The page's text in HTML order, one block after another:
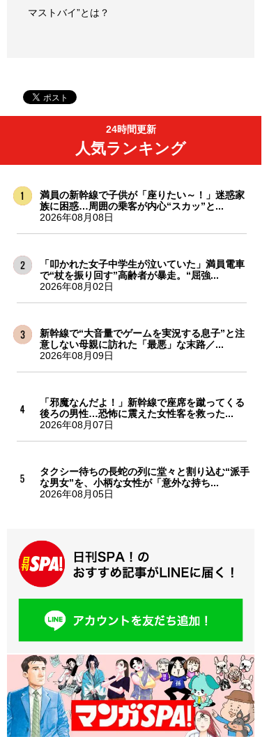
マストバイ”とは？
24時間更新
人気ランキング
満員の新幹線で子供が「座りたい～！」迷惑家
族に困惑…周囲の乗客が内心“スカッ”と...
2026年08月08日
「叩かれた女子中学生が泣いていた」満員電車
で“杖を振り回す”高齢者が暴走。“屈強...
2026年08月02日
新幹線で“大音量でゲームを実況する息子”と注
意しない母親に訪れた「最悪」な末路／...
2026年08月09日
「邪魔なんだよ！」新幹線で座席を蹴ってくる
後ろの男性…恐怖に震えた女性客を救った...
2026年08月07日
タクシー待ちの長蛇の列に堂々と割り込む“派手
な男女”を、小柄な女性が「意外な持ち...
2026年08月05日